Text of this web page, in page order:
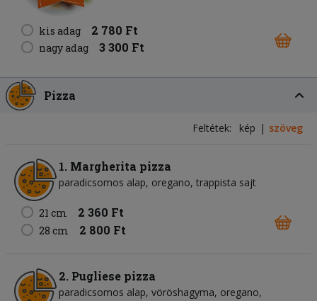
kis adag 2 780 Ft
nagy adag 3 300 Ft
Pizza
Feltétek: kép szöveg
1. Margherita pizza
paradicsomos alap oregano trappista sajt
21 cm 2 360 Ft
28 cm 2 800 Ft
2. Pugliese pizza
paradicsomos alap vöröshagyma oregano